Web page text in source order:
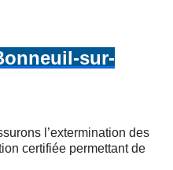
sur-
l’extermination des
certifiée permettant de